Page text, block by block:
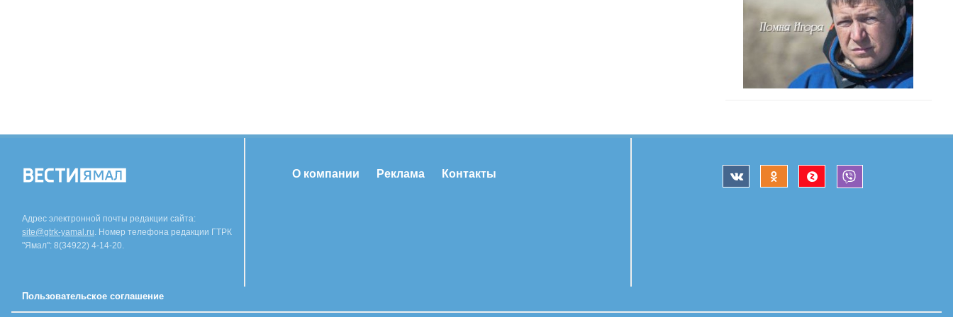
Адрес электронной почты редакции сайта:
site@gtrk-yamal.ru. Номер телефона редакции ГТРК
"Ямал": 8(34922) 4-14-20.
Пользовательское соглашение
О компании Реклама Контакты